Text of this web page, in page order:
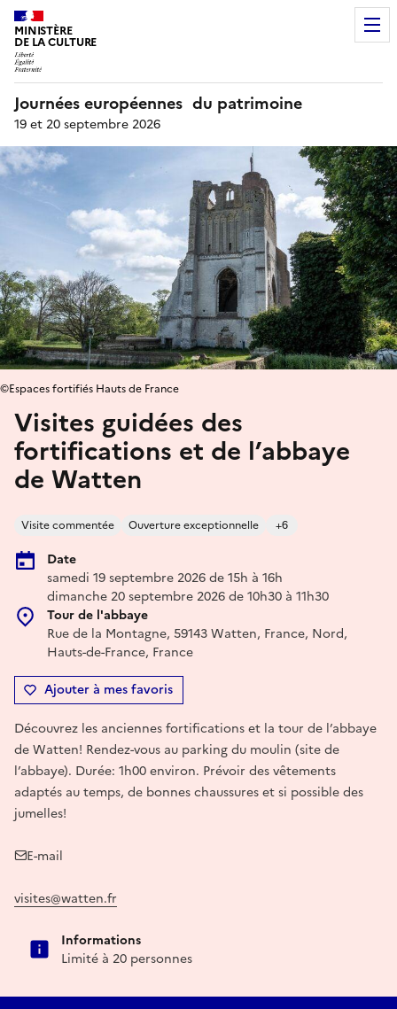
MINISTÈRE
DE LA CULTURE
Journées européennes du patrimoine
19 et 20 septembre 2026
Visites guidées des
fortifications et de l’abbaye
de Watten
Visite commentée Ouverture exceptionnelle +6
Date
samedi 19 septembre 2026 de 15h à 16h
dimanche 20 septembre 2026 de 10h30 à 11h30
Tour de l'abbaye
Rue de la Montagne, 59143 Watten, France, Nord,
Hauts-de-France, France
Ajouter à mes favoris
©Espaces fortifiés Hauts de France
Découvrez les anciennes fortifications et la tour de l’abbaye
de Watten! Rendez-vous au parking du moulin (site de
l’abbaye). Durée: 1h00 environ. Prévoir des vêtements
adaptés au temps, de bonnes chaussures et si possible des
jumelles!
E-mail
visites@watten.fr
Informations
Limité à 20 personnes